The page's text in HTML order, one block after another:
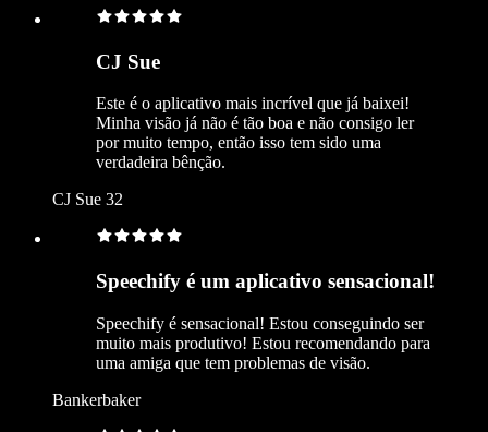
CJ Sue
Este é o aplicativo mais incrível que já baixei!
Minha visão já não é tão boa e não consigo ler
por muito tempo, então isso tem sido uma
verdadeira bênção.
CJ Sue 32
Speechify é um aplicativo sensacional!
Speechify é sensacional! Estou conseguindo ser
muito mais produtivo! Estou recomendando para
uma amiga que tem problemas de visão.
Bankerbaker